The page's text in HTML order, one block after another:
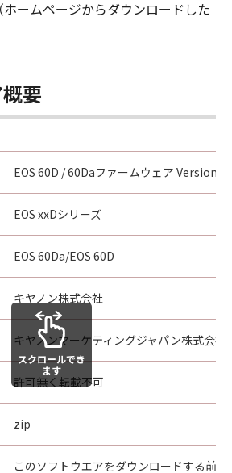
フトウェア」は、『現状有姿
の状態で使用許諾されます。キ
れらの販売代理店または販売
にキヤノンのライセンサーは、
目的への適合性、第三者の権利
の保証または「許諾ソフトウェ
がないことを含め、いかなる保
ると黙示たるとを問わず一切
とします。
、キヤノンの子会社、キヤノン
、それらの販売代理店または販
びにキヤノンのライセンサー
が「許諾ソフトウェア」を使用
して生ずるあらゆる行為につい
任を明確に否認します。お客
の裁量とリスクで「許諾ソフ
を使用し、「許諾ソフトウェ
ることから生じた、使用コン
損傷またはデータ損失について
みが全責任を負います。
ームページからダウンロードした
要
EOS 60D / 60Daファームウェア Version
EOS xxDシリーズ
EOS 60Da/EOS 60D
キヤノン株式会社
キヤノンマーケティングジャパン株式会社
許可無く転載不可
zip
このソフトウエアをダウンロードする前
スクロールでき
ます